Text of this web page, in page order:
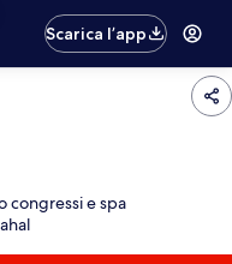
Scarica l’app
congressi e spa